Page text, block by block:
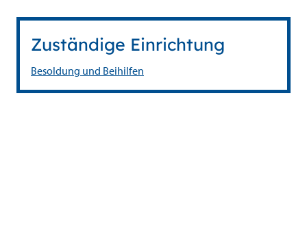
Zuständige Einrichtung
Besoldung und Beihilfen